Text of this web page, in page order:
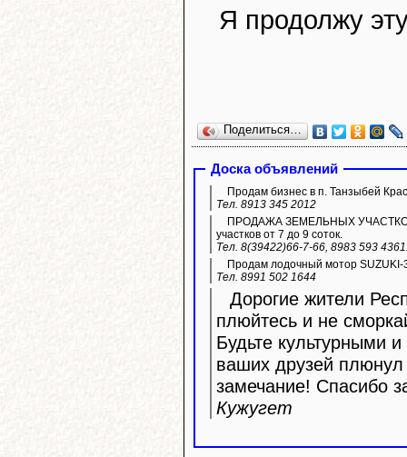
Я продолжу
Поделиться…
Доска объявлений
Продам бизнес в п. Танзыбей
Тел. 8913 345 2012
ПРОДАЖА ЗЕМЕЛЬНЫХ УЧАСТКОВ
участков от 7 до 9 соток.
Тел. 8(39422)66-7-66, 8983 593
Продам лодочный мотор SUZUKI-
Тел. 8991 502 1644
Дорогие жители
плюйтесь и не
Будьте культурными
ваших друзей
замечание! Спасибо
Кужугет